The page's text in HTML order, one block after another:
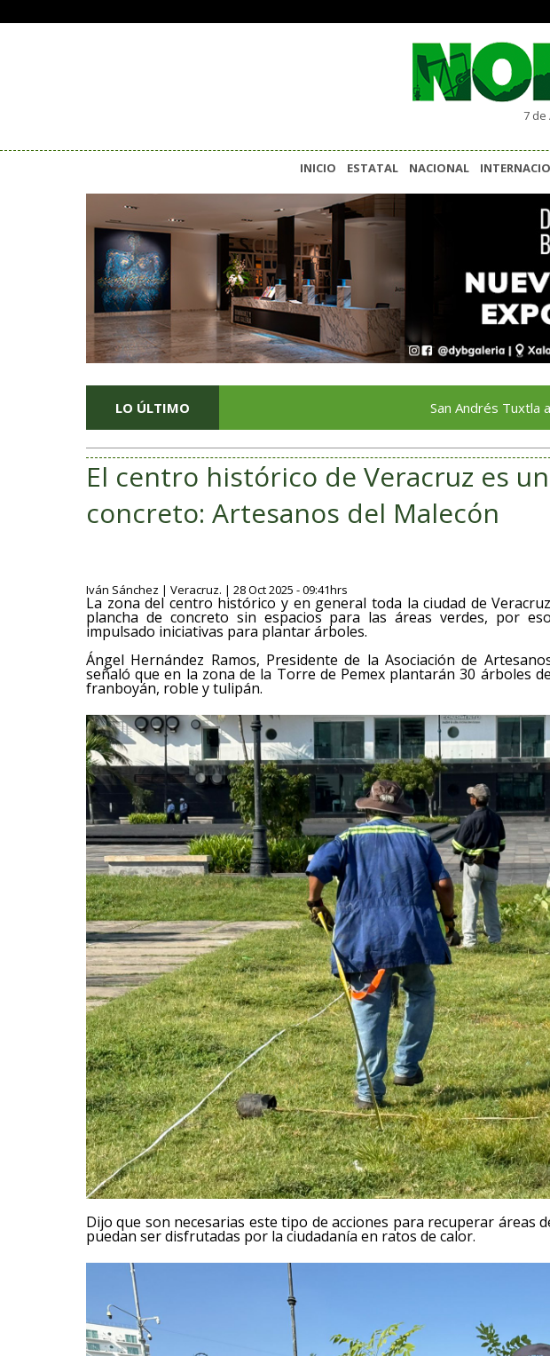
7 de
INICIO ESTATAL NACIONAL
LO ÚLTIMO San Andrés Tuxtla alista su
El centro histórico de Veracruz es
concreto: Artesanos del Malecón
Iván Sánchez | Veracruz. | 28 Oct 2025 - 09:41hrs
La zona del centro histórico y en general toda la ciudad de
plancha de concreto sin espacios para las áreas verdes, por
impulsado iniciativas para plantar árboles.
Ángel Hernández Ramos, Presidente de la Asociación de
señaló que en la zona de la Torre de Pemex plantarán 30 árboles
franboyán, roble y tulipán.
Dijo que son necesarias este tipo de acciones para recuperar áreas
puedan ser disfrutadas por la ciudadanía en ratos de calor.